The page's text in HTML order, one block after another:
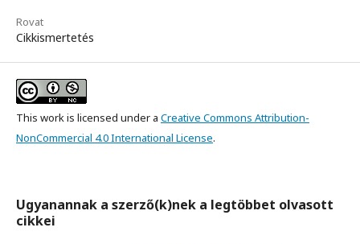
Rovat
Cikkismertetés
This work is licensed under a Creative Commons Attribution-
NonCommercial 4.0 International License.
Ugyanannak a szerző(k)nek a legtöbbet olvasott
cikkei